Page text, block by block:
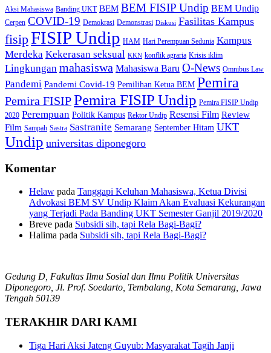
Aksi Mahasiswa Banding UKT BEM BEM FISIP Undip BEM Undip
Cerpen COVID-19 Demokrasi Demonstrasi Diskusi Fasilitas Kampus
fisipFISIP Undip HAM Hari Perempuan Sedunia Kampus
Merdeka Kekerasan seksual KKN konflik agraria Krisis iklim
Lingkungan mahasiswa Mahasiswa Baru O-News Omnibus Law
Pandemi Pandemi Covid-19 Pemilihan Ketua BEM Pemira
Pemira FISIPPemira FISIP Undip Pemira FISIP Undip
2020 Perempuan Politik Kampus Rektor Undip Resensi Film Review
Film Sampah Sastra Sastranite Semarang September Hitam UKT
Undip universitas diponegoro
Komentar
Helaw pada Tanggapi Keluhan Mahasiswa, Ketua Divisi
Advokasi BEM SV Undip Klaim Akan Evaluasi Kekurangan
yang Terjadi Pada Banding UKT Semester Ganjil 2019/2020
Breve pada Subsidi sih, tapi Rela Bagi-Bagi?
Halima pada Subsidi sih, tapi Rela Bagi-Bagi?
Gedung D, Fakultas Ilmu Sosial dan Ilmu Politik Universitas
Diponegoro, Jl. Prof. Soedarto, Tembalang, Kota Semarang, Jawa
Tengah 50139
TERAKHIR DARI KAMI
Tiga Hari Aksi Jateng Guyub: Masyarakat Tagih Janji